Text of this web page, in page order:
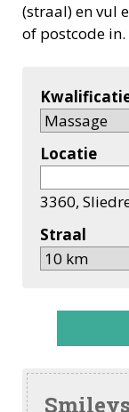
(straal) en vul
of postcode in.
Locatie
3360,
Straal
Smileys